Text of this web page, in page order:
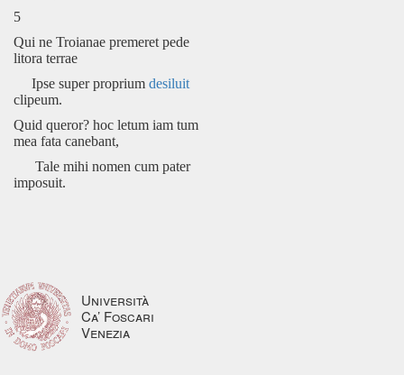
5
Qui ne Troianae premeret pede
litora terrae
Ipse super proprium desiluit
clipeum.
Quid queror? hoc letum iam tum
mea fata canebant,
Tale mihi nomen cum pater
imposuit.
Università
Ca’ Foscari
Venezia